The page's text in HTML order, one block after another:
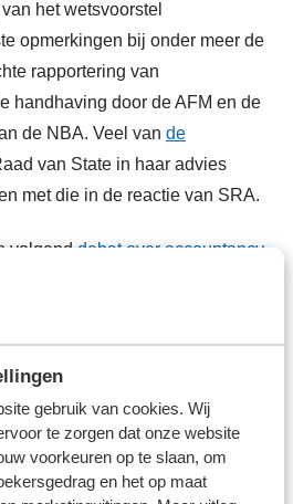
gebruik van cookies. Wij
te zorgen dat onze website
voorkeuren op te slaan, om
en het op maat
het wetsvoorstel
opmerkingen bij onder meer de
rapportering van
handhaving door de AFM en de
de NBA. Veel van de
van State in haar advies
met die in de reactie van SRA.
volgend debat over accountancy
SRA gaf de leden van vaste
boodschap 'Het mkb verzuipt'
in het debat met de minister
vergaat je wel als je kijkt wat
voor de kleinere
meer regeldruk, werkdruk,
en een leegloop uit de
niet ten goede. En dat brengt